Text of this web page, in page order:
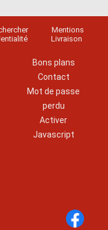
Mentions
Livraison
Bons plans
Contact
Mot de passe
perdu
Activer
Javascript